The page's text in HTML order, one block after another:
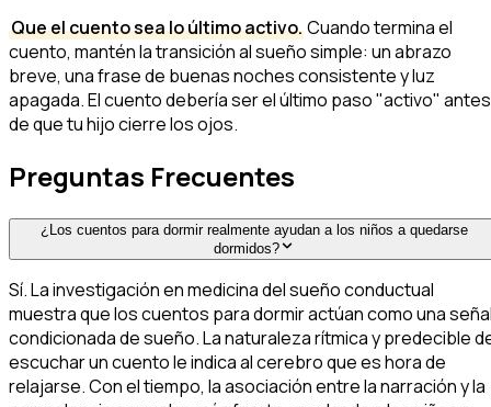
Que el cuento sea lo último activo. Cuando termina el
cuento, mantén la transición al sueño simple: un abrazo
breve, una frase de buenas noches consistente y luz
apagada. El cuento debería ser el último paso "activo" antes
de que tu hijo cierre los ojos.
Preguntas Frecuentes
¿Los cuentos para dormir realmente ayudan a los niños a quedarse
dormidos?
Sí. La investigación en medicina del sueño conductual
muestra que los cuentos para dormir actúan como una
condicionada de sueño. La naturaleza rítmica y predecible
escuchar un cuento le indica al cerebro que es hora de
relajarse. Con el tiempo, la asociación entre la narración y la